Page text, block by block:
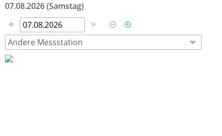
07.08.2026 (Samstag)
   